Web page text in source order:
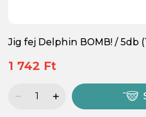
Jig fej Delphin BOMB! / 5db
1 742 Ft